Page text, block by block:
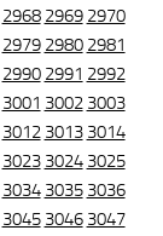
2968 2969 2970
2979 2980 2981
2990 2991 2992
3001 3002 3003
3012 3013 3014
3023 3024 3025
3034 3035 3036
3045 3046 3047